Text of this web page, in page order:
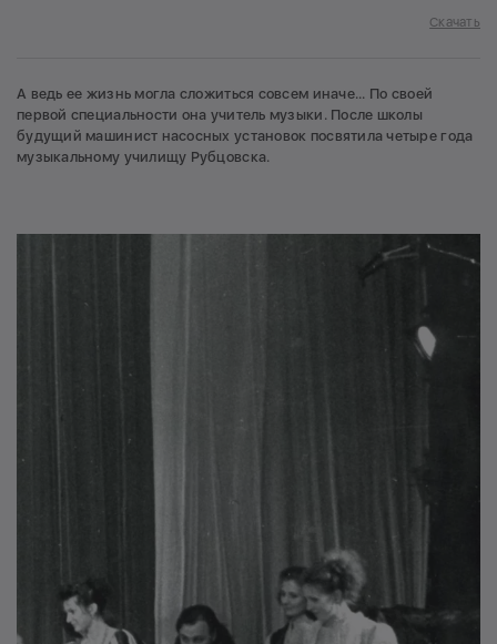
Скачать
А ведь ее жизнь могла сложиться совсем иначе... По своей
первой специальности она учитель музыки. После школы
будущий машинист насосных установок посвятила четыре года
музыкальному училищу Рубцовска.